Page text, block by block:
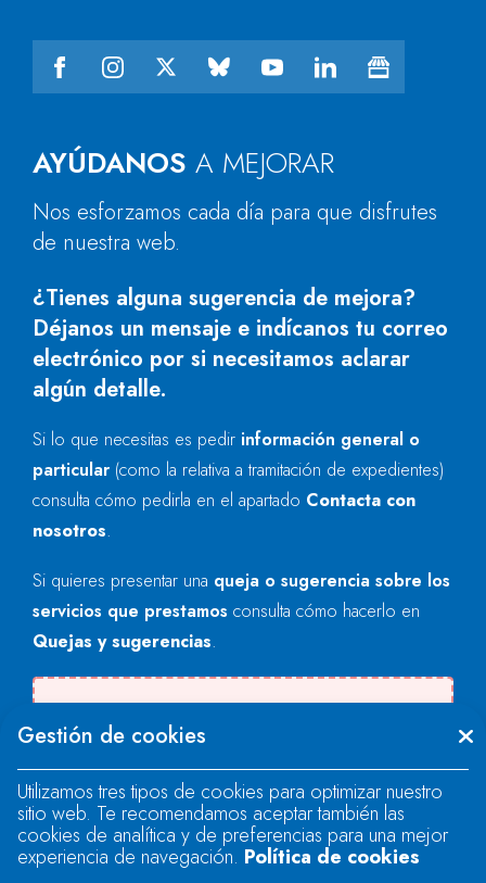
AYÚDANOS A MEJORAR
Nos esforzamos cada día para que disfrutes
de nuestra web.
¿Tienes alguna sugerencia de mejora?
Déjanos un mensaje e indícanos tu correo
electrónico por si necesitamos aclarar
algún detalle.
Si lo que necesitas es pedir información general o
particular (como la relativa a tramitación de expedientes)
consulta cómo pedirla en el apartado Contacta con
nosotros.
Si quieres presentar una queja o sugerencia sobre los
servicios que prestamos consulta cómo hacerlo en
Quejas y sugerencias.
"text".
Se produjo un error al cargar el campo
"text".
Gestión de cookies
Utilizamos tres tipos de cookies para optimizar nuestro
sitio web. Te recomendamos aceptar también las
cookies de analítica y de preferencias para una mejor
experiencia de navegación. Política de cookies